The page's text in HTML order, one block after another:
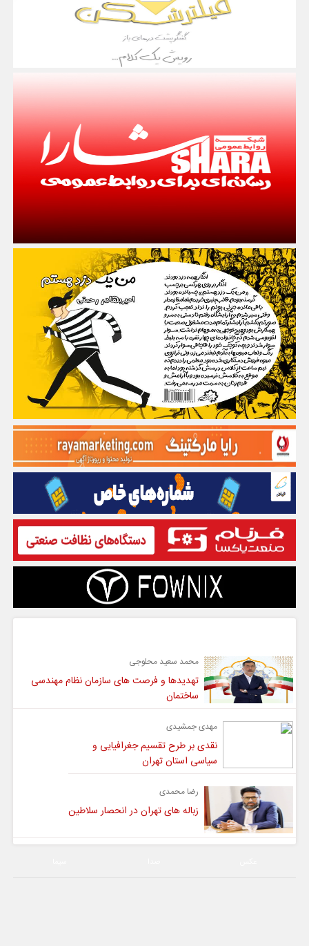
محمد سعید محلوجی
تهدیدها و فرصت های سازمان نظام مهندسی
ساختمان
مهدی جمشیدی
نقدی بر طرح تقسیم جغرافیایی و
سیاسی استان تهران
رضا محمدی
زباله های تهران در انحصار سلاطین